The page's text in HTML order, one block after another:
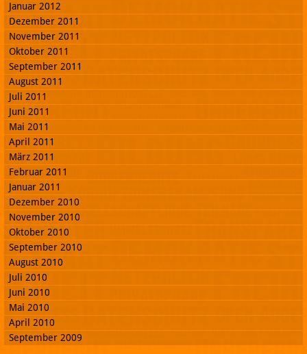
Januar 2012
Dezember 2011
November 2011
Oktober 2011
September 2011
August 2011
Juli 2011
Juni 2011
Mai 2011
April 2011
März 2011
Februar 2011
Januar 2011
Dezember 2010
November 2010
Oktober 2010
September 2010
August 2010
Juli 2010
Juni 2010
Mai 2010
April 2010
September 2009